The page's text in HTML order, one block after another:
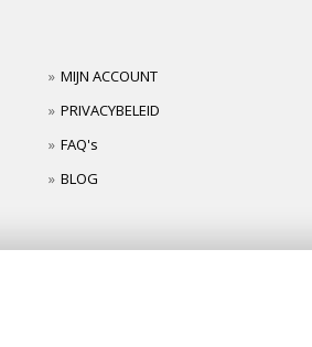
MIJN ACCOUNT
PRIVACYBELEID
FAQ's
BLOG